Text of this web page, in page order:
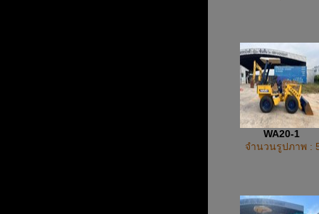
WA20-1
จำนวนรูปภาพ :